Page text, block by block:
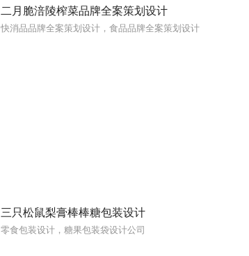
二月脆涪陵榨菜品牌全案策划设计
快消品品牌全案策划设计，食品品牌全案策划设计
三只松鼠梨膏棒棒糖包装设计
零食包装设计，糖果包装袋设计公司